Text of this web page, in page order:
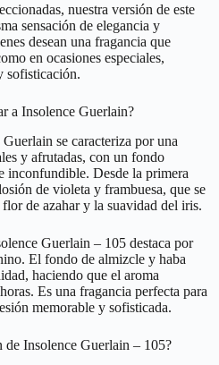
nuestra versión de este
sensación de elegancia y
desean una fragancia que
en ocasiones especiales,
sofisticación.
a Insolence Guerlain?
se caracteriza por una
y afrutadas, con un fondo
inconfundible. Desde la primera
de violeta y frambuesa, que se
de azahar y la suavidad del iris.
Guerlain – 105 destaca por
El fondo de almizcle y haba
haciendo que el aroma
Es una fragancia perfecta para
memorable y sofisticada.
de Insolence Guerlain – 105?